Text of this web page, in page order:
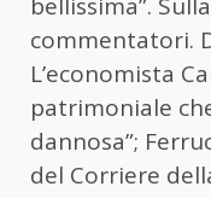
bellissima”.
commentatori.
L’economista
patrimoniale
dannosa”;
del Corriere